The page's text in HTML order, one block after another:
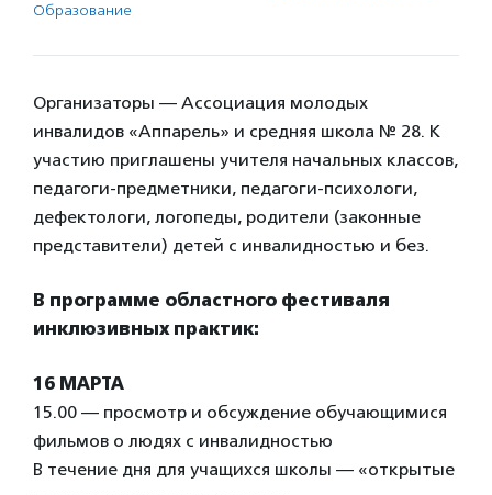
Образование
Организаторы — Ассоциация молодых
инвалидов «Аппарель» и средняя школа № 28. К
участию приглашены учителя начальных классов,
педагоги-предметники, педагоги-психологи,
дефектологи, логопеды, родители (законные
представители) детей с инвалидностью и без.
В программе областного фестиваля
инклюзивных практик:
16 МАРТА
15.00 — просмотр и обсуждение обучающимися
фильмов о людях с инвалидностью
В течение дня для учащихся школы — «открытые